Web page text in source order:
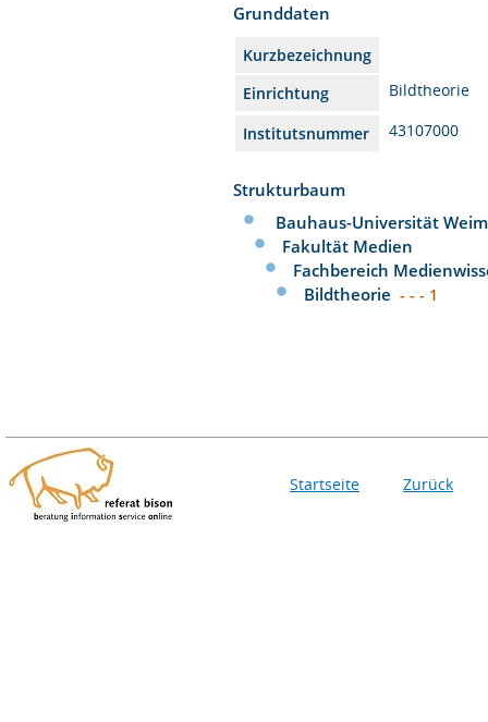
Grunddaten
Kurzbezeichnung
Einrichtung
Bildtheorie
Institutsnummer 43107000
Strukturbaum
Bauhaus-Universität
Fakultät Medien
Fachbereich
Bildtheorie - - - 1
Startseite Zurück